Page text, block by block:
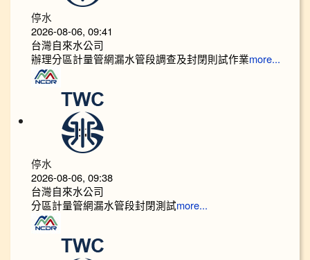
停水
2026-08-06, 09:41
台灣自來水公司
辦理分區計量管網漏水管段調查及封閉則試作業more...
停水
2026-08-06, 09:38
台灣自來水公司
分區計量管網漏水管段封閉測試more...